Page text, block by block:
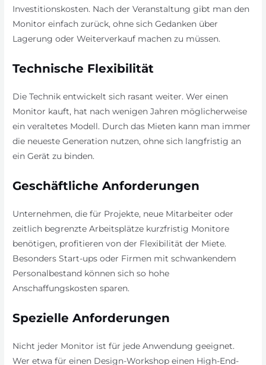
Investitionskosten. Nach der Veranstaltung gibt man den
Monitor einfach zurück, ohne sich Gedanken über
Lagerung oder Weiterverkauf machen zu müssen.
Technische Flexibilität
Die Technik entwickelt sich rasant weiter. Wer einen
Monitor kauft, hat nach wenigen Jahren möglicherweise
ein veraltetes Modell. Durch das Mieten kann man immer
die neueste Generation nutzen, ohne sich langfristig an
ein Gerät zu binden.
Geschäftliche Anforderungen
Unternehmen, die für Projekte, neue Mitarbeiter oder
zeitlich begrenzte Arbeitsplätze kurzfristig Monitore
benötigen, profitieren von der Flexibilität der Miete.
Besonders Start-ups oder Firmen mit schwankendem
Personalbestand können sich so hohe
Anschaffungskosten sparen.
Spezielle Anforderungen
Nicht jeder Monitor ist für jede Anwendung geeignet.
Wer etwa für einen Design-Workshop einen High-End-